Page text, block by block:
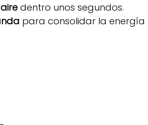
dentro unos segundos.
para consolidar la energía